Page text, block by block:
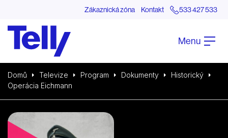
Zákaznická zóna Kontakt 533 427 533
Menu
Domů Televize Program Dokumenty
Historický
Operácia Eichmann